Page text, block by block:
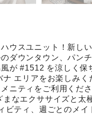
ウスユニット！新し
ダウンタウン、パン
が #1512 を涼しく
エリアをお楽しみ
ニティをご利用くだ
なエクササイズと太
ビティ、週ごとのメ